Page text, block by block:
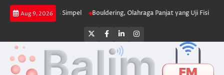
Skip
Aug 9, 2026
Bisnis Simpel Bouldering, Olahraga Panjat yang Uji Fisik dan
Twitter
Facebook
LinkedInInstagram